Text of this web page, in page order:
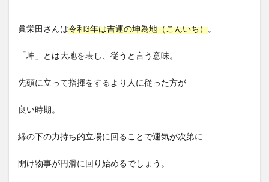
眞栄田さんは令和3年は吉運の坤為地（こんいち）。
「坤」とは大地を表し、従うと言う意味。
先頭に立って指揮をするより人に従った方が
良い時期。
縁の下の力持ち的立場に回ることで運気が次第に
開け物事が円滑に回り始めるでしょう。